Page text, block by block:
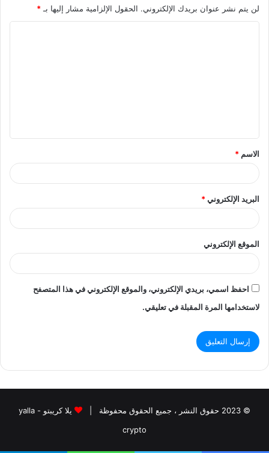
لن يتم نشر عنوان بريدك الإلكتروني. الحقول الإلزامية مشار إليها بـ *
ق
*
الاسم *
البريد الإلكتروني*
الموقع الإلكتروني
احفظ اسمي، بريدي الإلكتروني، والموقع الإلكتروني في هذا المتصفح
لاستخدامها المرة المقبلة في تعليقي.
© 2023 حقوق النشر ، جميع الحقوق محفوظة |
يلا كريبتو - yalla
crypto